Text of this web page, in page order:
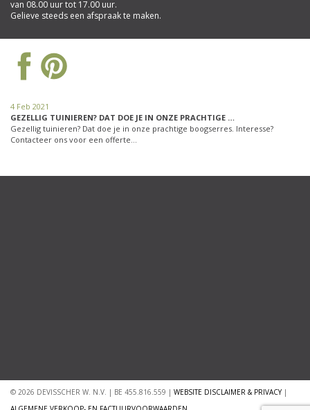
van 08.00 uur tot 17.00 uur.
Gelieve steeds een afspraak te maken.
4 Feb 2021
GEZELLIG TUINIEREN? DAT DOE JE IN ONZE PRACHTIGE …
Gezellig tuinieren? Dat doe je in onze prachtige boogserres. Interesse?
Contacteer ons voor een offerte…
© 2026 DEVISSCHER W. N.V. | BE 455.816.559 | WEBSITE DISCLAIMER & PRIVACY |